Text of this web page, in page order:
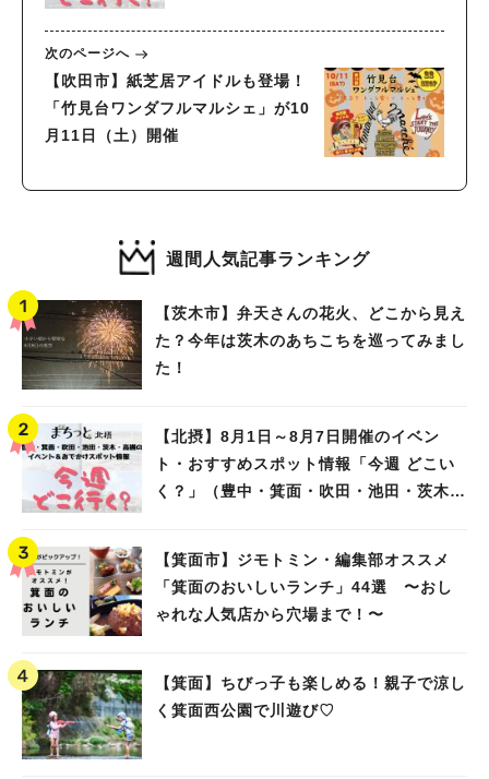
次のページへ
【吹田市】紙芝居アイドルも登場！
「竹見台ワンダフルマルシェ」が10
月11日（土）開催
週間人気記事ランキング
【茨木市】弁天さんの花火、どこから見え
た？今年は茨木のあちこちを巡ってみまし
た！
【北摂】8月1日～8月7日開催のイベン
ト・おすすめスポット情報「今週 どこい
く？」（豊中・箕面・吹田・池田・茨木・
【箕面市】ジモトミン・編集部オススメ
「箕面のおいしいランチ」44選 〜おし
ゃれな人気店から穴場まで！〜
【箕面】ちびっ子も楽しめる！親子で涼し
く箕面西公園で川遊び♡